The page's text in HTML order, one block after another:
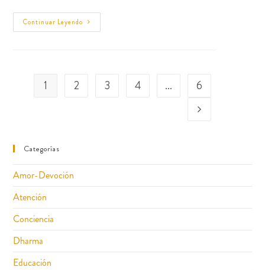
Continuar Leyendo
1 2 3 4 … 6
Categorías
Amor-Devoción
Atención
Conciencia
Dharma
Educación